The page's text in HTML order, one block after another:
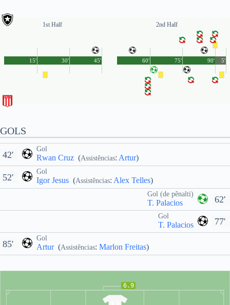
1st Half
45'
15' 30'
2nd Half
90'
60' 75' 5'
GOLS
Gol
Rwan Cruz (Assistências: Artur)
42'
Gol
Igor Jesus (Assistências: Alex Telles)
52'
62'
Gol (de pênalti)
T. Palacios
77'
Gol
T. Palacios
Gol
Artur (Assistências: Marlon Freitas)
85'
6.9